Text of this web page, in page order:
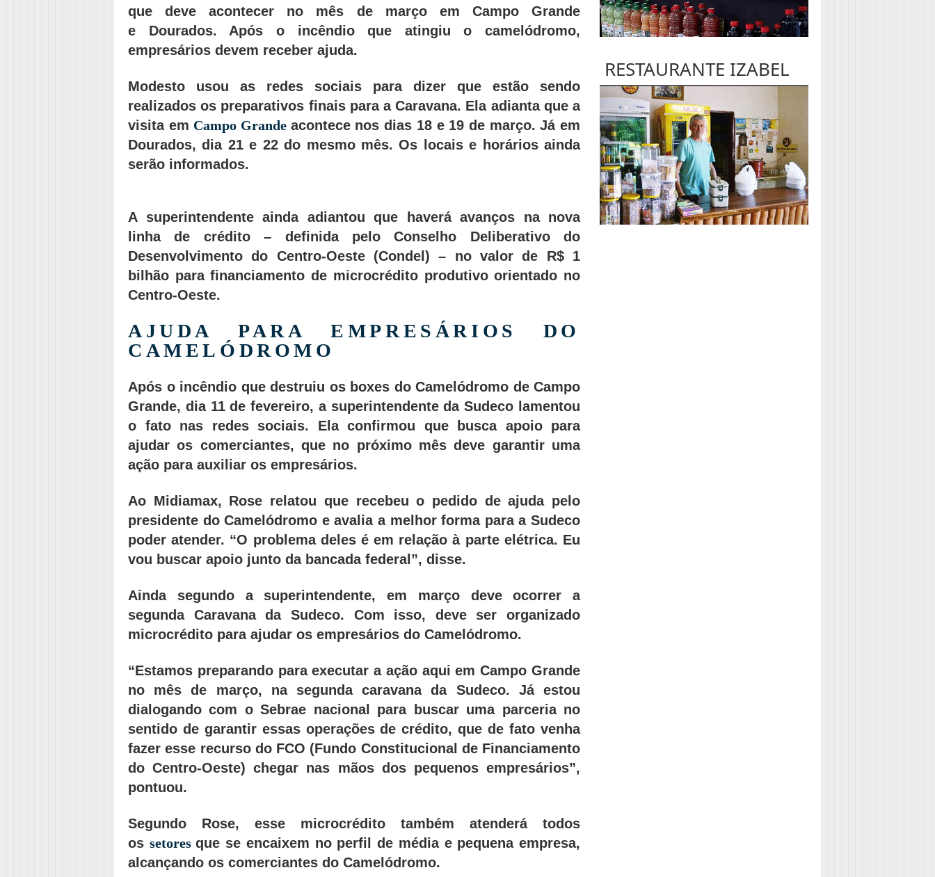
que deve acontecer no mês de março em Campo Grande
e Dourados. Após o incêndio que atingiu o camelódromo,
empresários devem receber ajuda.
Modesto usou as redes sociais para dizer que estão sendo
realizados os preparativos finais para a Caravana. Ela adianta que a
visita em Campo Grande acontece nos dias 18 e 19 de março. Já em
Dourados, dia 21 e 22 do mesmo mês. Os locais e horários ainda
serão informados.
A superintendente ainda adiantou que haverá avanços na nova
linha de crédito – definida pelo Conselho Deliberativo do
Desenvolvimento do Centro-Oeste (Condel) – no valor de R$ 1
bilhão para financiamento de microcrédito produtivo orientado no
Centro-Oeste.
AJUDA PARA EMPRESÁRIOS DO
CAMELÓDROMO
Após o incêndio que destruiu os boxes do Camelódromo de Campo
Grande, dia 11 de fevereiro, a superintendente da Sudeco lamentou
o fato nas redes sociais. Ela confirmou que busca apoio para
ajudar os comerciantes, que no próximo mês deve garantir uma
ação para auxiliar os empresários.
Ao Midiamax, Rose relatou que recebeu o pedido de ajuda pelo
presidente do Camelódromo e avalia a melhor forma para a Sudeco
poder atender. “O problema deles é em relação à parte elétrica. Eu
vou buscar apoio junto da bancada federal”, disse.
Ainda segundo a superintendente, em março deve ocorrer a
segunda Caravana da Sudeco. Com isso, deve ser organizado
microcrédito para ajudar os empresários do Camelódromo.
“Estamos preparando para executar a ação aqui em Campo Grande
no mês de março, na segunda caravana da Sudeco. Já estou
dialogando com o Sebrae nacional para buscar uma parceria no
sentido de garantir essas operações de crédito, que de fato venha
fazer esse recurso do FCO (Fundo Constitucional de Financiamento
do Centro-Oeste) chegar nas mãos dos pequenos empresários”,
pontuou.
Segundo Rose, esse microcrédito também atenderá todos
os setoresque se encaixem no perfil de média e pequena empresa,
alcançando os comerciantes do Camelódromo.
RESTAURANTE IZABEL